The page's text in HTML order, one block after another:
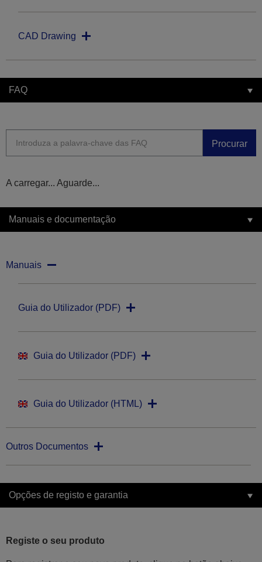
CAD Drawing
FAQ
Procurar
A carregar... Aguarde...
Manuais e documentação
Manuais
Guia do Utilizador (PDF)
Guia do Utilizador (PDF)
Guia do Utilizador (HTML)
Outros Documentos
Opções de registo e garantia
Registe o seu produto